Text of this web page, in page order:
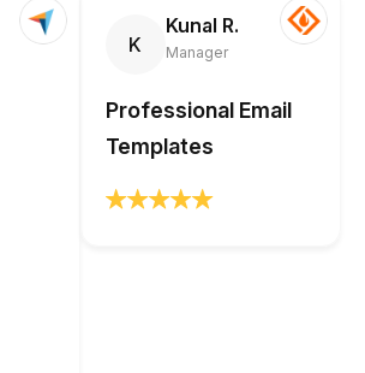
K
Kunal R.
Manager
Professional Email
Templates